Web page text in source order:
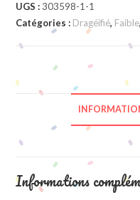
UGS : 303598-1-1
Catégories : Dragéifié, Faible,
Informations